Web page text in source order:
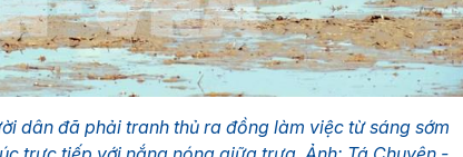
dân đã phải tranh thủ ra đồng làm việc từ sáng sớm